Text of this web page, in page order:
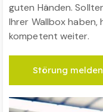
guten Händen.
Ihrer Wallbox haben,
kompetent weiter.
Störung melden